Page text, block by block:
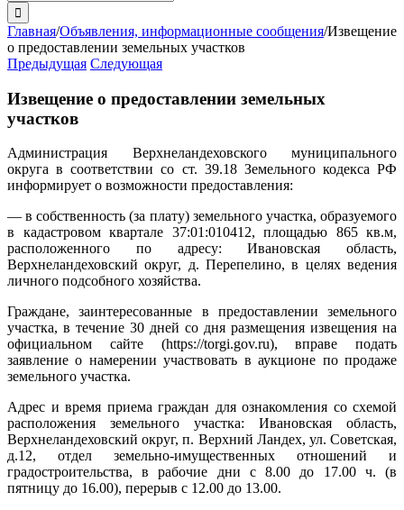
поиска:
Главная/Объявления, информационные сообщения/Извещение
о предоставлении земельных участков
Предыдущая Следующая
Извещение о предоставлении земельных
участков
Администрация Верхнеландеховского муниципального
округа в соответствии со ст. 39.18 Земельного кодекса РФ
информирует о возможности предоставления:
— в собственность (за плату) земельного участка, образуемого
в кадастровом квартале 37:01:010412, площадью 865 кв.м,
расположенного по адресу: Ивановская область,
Верхнеландеховский округ, д. Перепелино, в целях ведения
личного подсобного хозяйства.
Граждане, заинтересованные в предоставлении земельного
участка, в течение 30 дней со дня размещения извещения на
официальном сайте (https://torgi.gov.ru), вправе подать
заявление о намерении участвовать в аукционе по продаже
земельного участка.
Адрес и время приема граждан для ознакомления со схемой
расположения земельного участка: Ивановская область,
Верхнеландеховский округ, п. Верхний Ландех, ул. Советская,
д.12, отдел земельно-имущественных отношений и
градостроительства, в рабочие дни с 8.00 до 17.00 ч. (в
пятницу до 16.00), перерыв с 12.00 до 13.00.